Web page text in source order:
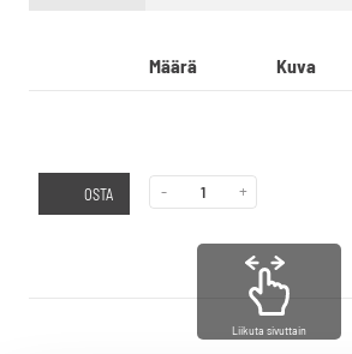
Määrä Kuva
OSTA - +
Liikuta sivuttain